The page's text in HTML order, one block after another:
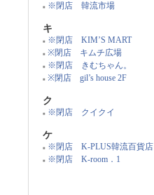
■ ※閉店 韓流市場
キ
■ ※閉店 KIM’S MART
■ ※閉店 キムチ広場
■ ※閉店 きむちゃん。
■ ※閉店 gil’s house 2F
ク
■ ※閉店 クイクイ
ケ
■ ※閉店 K-PLUS韓流百貨店
■ ※閉店 K-room．1